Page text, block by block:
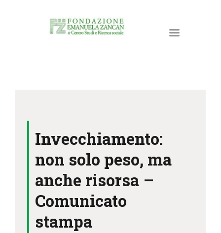
ATTIVITÀ E PROGETTI
RISORSE
NEWS
DONA ORA
IL MIO ACCOUNT
Invecchiamento:
non solo peso, ma
anche risorsa –
Comunicato
stampa